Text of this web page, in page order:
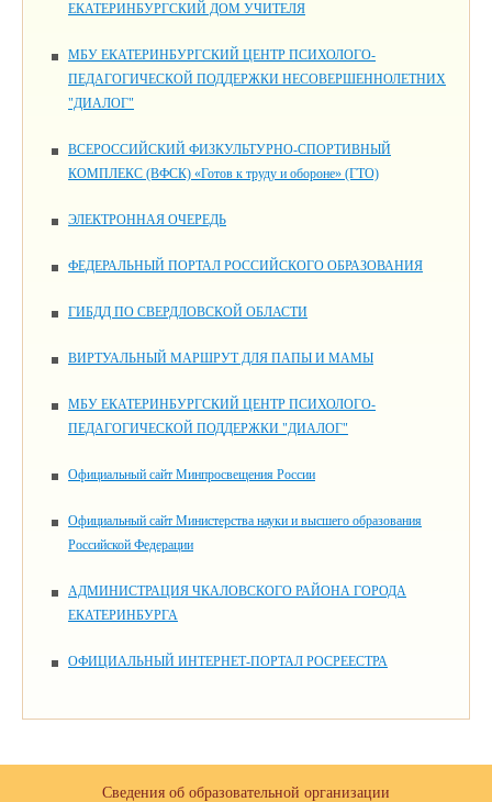
ЕКАТЕРИНБУРГСКИЙ ДОМ УЧИТЕЛЯ
МБУ ЕКАТЕРИНБУРГСКИЙ ЦЕНТР ПСИХОЛОГО-
ПЕДАГОГИЧЕСКОЙ ПОДДЕРЖКИ НЕСОВЕРШЕННОЛЕТНИХ
"ДИАЛОГ"
ВСЕРОССИЙСКИЙ ФИЗКУЛЬТУРНО-СПОРТИВНЫЙ
КОМПЛЕКС (ВФСК) «Готов к труду и обороне» (ГТО)
ЭЛЕКТРОННАЯ ОЧЕРЕДЬ
ФЕДЕРАЛЬНЫЙ ПОРТАЛ РОССИЙСКОГО ОБРАЗОВАНИЯ
ГИБДД ПО СВЕРДЛОВСКОЙ ОБЛАСТИ
ВИРТУАЛЬНЫЙ МАРШРУТ ДЛЯ ПАПЫ И МАМЫ
МБУ ЕКАТЕРИНБУРГСКИЙ ЦЕНТР ПСИХОЛОГО-
ПЕДАГОГИЧЕСКОЙ ПОДДЕРЖКИ "ДИАЛОГ"
Официальный сайт Минпросвещения России
Официальный сайт Министерства науки и высшего образования
Российской Федерации
АДМИНИСТРАЦИЯ ЧКАЛОВСКОГО РАЙОНА ГОРОДА
ЕКАТЕРИНБУРГА
ОФИЦИАЛЬНЫЙ ИНТЕРНЕТ-ПОРТАЛ РОСРЕЕСТРА
Сведения об образовательной организации